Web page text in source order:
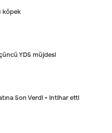
köpek
YDS müjdesi
Son Verdi - intihar etti